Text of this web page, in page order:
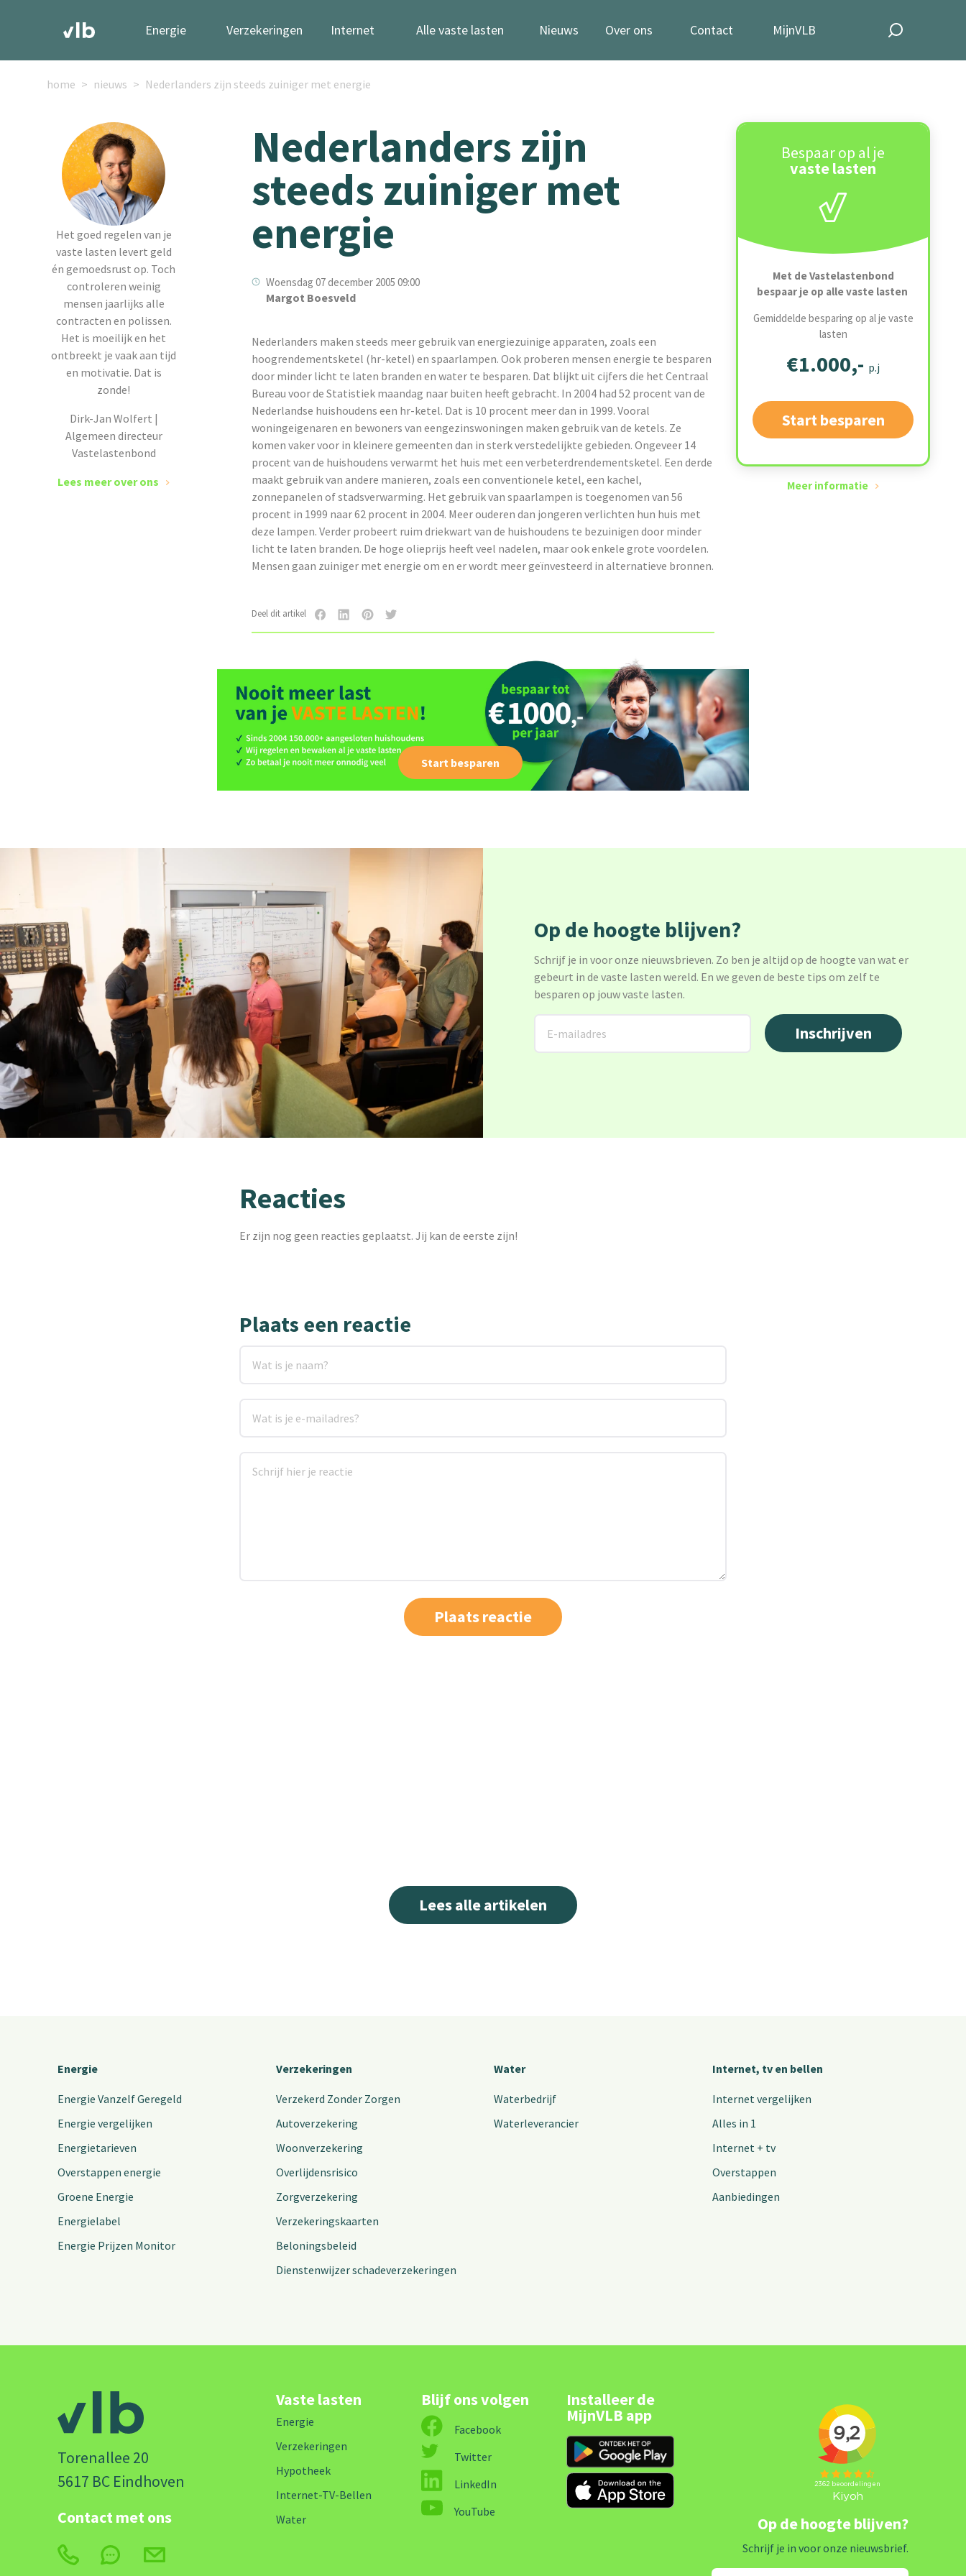
Energie Verzekeringen Internet Alle vaste lasten Nieuws Over ons Contact MijnVLB
home nieuws Nederlanders zijn steeds zuiniger met energie
Het goed regelen van je
vaste lasten levert geld
én gemoedsrust op. Toch
controleren weinig
mensen jaarlijks alle
contracten en polissen.
Het is moeilijk en het
ontbreekt je vaak aan tijd
en motivatie. Dat is
zonde!
Dirk-Jan Wolfert |
Algemeen directeur
Vastelastenbond
Lees meer over ons
Bespaar op al je
vaste lasten
Met de Vastelastenbond
bespaar je op alle vaste lasten
Gemiddelde besparing op al je vaste
lasten
€1.000,- p.j
Start besparen
Meer informatie
Nederlanders zijn
steeds zuiniger met
energie
Woensdag 07 december 2005 09:00
Margot Boesveld
Nederlanders maken steeds meer gebruik van energiezuinige apparaten, zoals een
hoogrendementsketel (hr-ketel) en spaarlampen. Ook proberen mensen energie te besparen
door minder licht te laten branden en water te besparen. Dat blijkt uit cijfers die het Centraal
Bureau voor de Statistiek maandag naar buiten heeft gebracht. In 2004 had 52 procent van de
Nederlandse huishoudens een hr-ketel. Dat is 10 procent meer dan in 1999. Vooral
woningeigenaren en bewoners van eengezinswoningen maken gebruik van de ketels. Ze
komen vaker voor in kleinere gemeenten dan in sterk verstedelijkte gebieden. Ongeveer 14
procent van de huishoudens verwarmt het huis met een verbeterdrendementsketel. Een derde
maakt gebruik van andere manieren, zoals een conventionele ketel, een kachel,
zonnepanelen of stadsverwarming. Het gebruik van spaarlampen is toegenomen van 56
procent in 1999 naar 62 procent in 2004. Meer ouderen dan jongeren verlichten hun huis met
deze lampen. Verder probeert ruim driekwart van de huishoudens te bezuinigen door minder
licht te laten branden. De hoge olieprijs heeft veel nadelen, maar ook enkele grote voordelen.
Mensen gaan zuiniger met energie om en er wordt meer geïnvesteerd in alternatieve bronnen.
Deel dit artikel
Start besparen
Op de hoogte blijven?
Schrijf je in voor onze nieuwsbrieven. Zo ben je altijd op de hoogte van wat er
gebeurt in de vaste lasten wereld. En we geven de beste tips om zelf te
besparen op jouw vaste lasten.
Reacties
Er zijn nog geen reacties geplaatst. Jij kan de eerste zijn!
Plaats een reactie
Lees alle artikelen
Energie
Energie Vanzelf Geregeld
Energie vergelijken
Energietarieven
Overstappen energie
Groene Energie
Energielabel
Energie Prijzen Monitor
Verzekeringen
Verzekerd Zonder Zorgen
Autoverzekering
Woonverzekering
Overlijdensrisico
Zorgverzekering
Verzekeringskaarten
Beloningsbeleid
Dienstenwijzer schadeverzekeringen
Water
Waterbedrijf
Waterleverancier
Internet, tv en bellen
Internet vergelijken
Alles in 1
Internet + tv
Overstappen
Aanbiedingen
Torenallee 20
5617 BC Eindhoven
Contact met ons
Vaste lasten
Energie
Verzekeringen
Hypotheek
Internet-TV-Bellen
Water
Blijf ons volgen
Facebook
Twitter
LinkedIn
YouTube
Installeer de
MijnVLB app
Op de hoogte blijven?
Schrijf je in voor onze nieuwsbrief.